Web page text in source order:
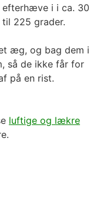
efterhæve i i ca. 30
225 grader.
æg, og bag dem i
så de ikke får for
på en rist.
luftige og lækre